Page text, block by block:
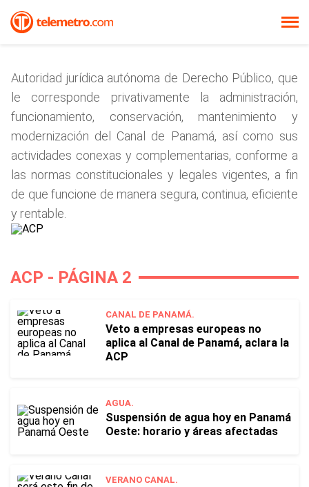
Autoridad jurídica autónoma de Derecho Público, que
le corresponde privativamente la administración,
funcionamiento, conservación, mantenimiento y
modernización del Canal de Panamá, así como sus
actividades conexas y complementarias, conforme a
las normas constitucionales y legales vigentes, a fin
de que funcione de manera segura, continua, eficiente
y rentable.
ACP - PÁGINA 2
CANAL DE PANAMÁ.
Veto a empresas europeas no
aplica al Canal de Panamá, aclara la
ACP
AGUA.
Suspensión de agua hoy en Panamá
Oeste: horario y áreas afectadas
VERANO CANAL.